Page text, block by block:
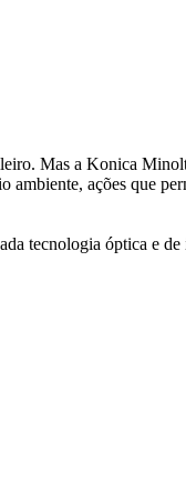
Mas a Konica
ações que
tecnologia óptica e de